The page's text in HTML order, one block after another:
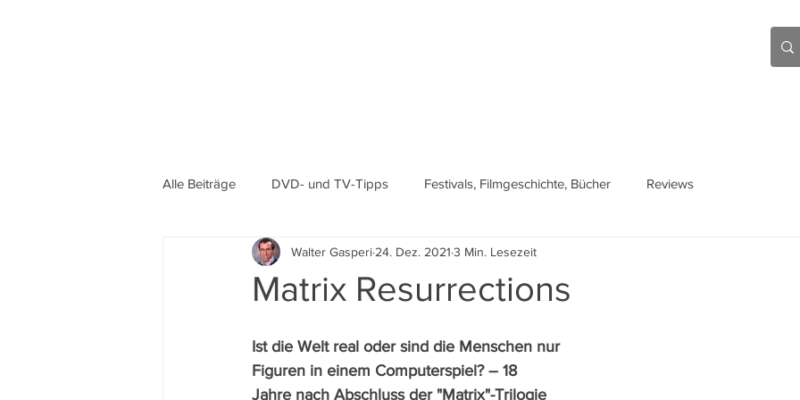
Alle Beiträge DVD- und TV-Tipps Festivals, Filmgeschichte, Bücher Reviews
Matrix Resurrections
Walter Gasperi 24. Dez. 2021 3 Min. Lesezeit
Ist die Welt real oder sind die Menschen nur
Figuren in einem Computerspiel? – 18
Jahre nach Abschluss der "Matrix"-Trilogie